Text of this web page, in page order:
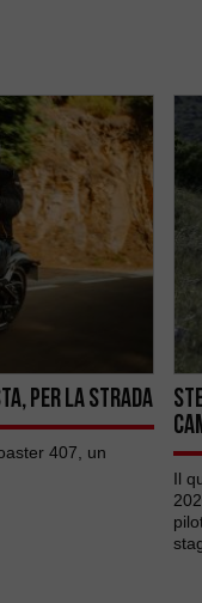
PER LA STRADA
407, un
Il